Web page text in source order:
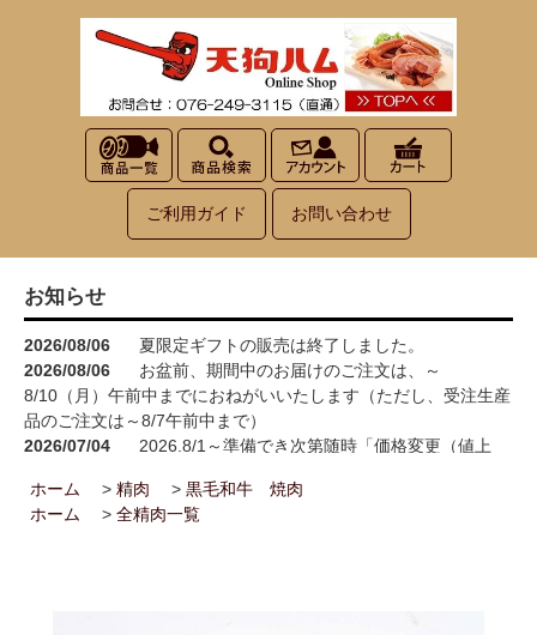
ご利用ガイド お問い合わせ
お知らせ
2026/08/06
夏限定ギフトの販売は終了しました。
2026/08/06
お盆前、期間中のお届けのご注文は、～
8/10（月）午前中までにおねがいいたします（ただし、受注生産
品のご注文は～8/7午前中まで）
2026/07/04
2026.8/1～準備でき次第随時「価格変更（値上
2026/05/15
お買い物が楽しくなる！100円お買い上げごとに1
ポイント進呈→3ポイント進呈に！！
ホーム > 精肉 > 黒毛和牛 焼肉
ホーム
> 全精肉一覧